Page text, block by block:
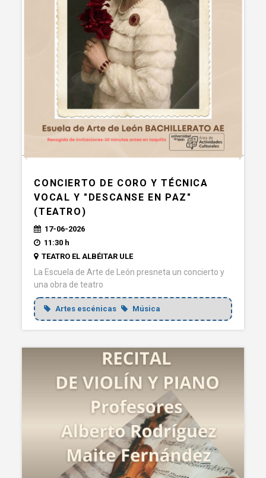
CONCIERTO DE CORO Y TÉCNICA
VOCAL Y "DESCANSE EN PAZ"
(TEATRO)
17-06-2026
11:30 h
TEATRO EL ALBÉITAR ULE
La Escuela de Arte de León presneta un concierto y
una obra de teatro
Artes escénicas Música